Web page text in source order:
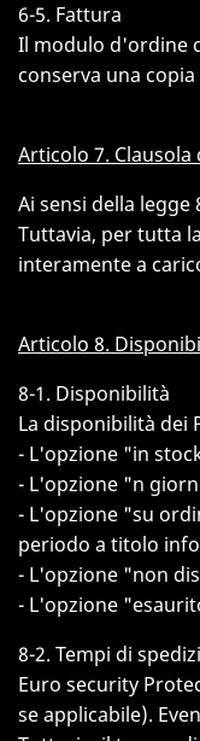
6-5. Fattura
Il modulo d'ordine
conserva una
Articolo 7.
Ai sensi della
Tuttavia, per tutta
interamente a
Articolo 8.
8-1. Disponibilità
La disponibilità dei
- L'opzione "in
- L'opzione "n
- L'opzione "su
periodo a titolo
- L'opzione "non
- L'opzione
8-2. Tempi di
Euro security
se applicabile).